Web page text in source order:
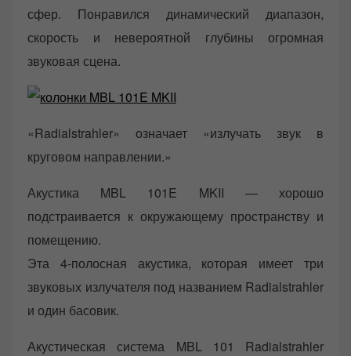
сфер. Понравился динамический диапазон,
скорость и невероятной глубины огромная
звуковая сцена.
«Radialstrahler» означает «излучать звук в
круговом направлении.»
Акустика MBL 101E MKII — хорошо
подстраивается к окружающему пространству и
помещению.
Эта 4-полосная акустика, которая имеет три
звуковых излучателя под названием Radialstrahler
и один басовик.
Акустическая система MBL 101 Radialstrahler